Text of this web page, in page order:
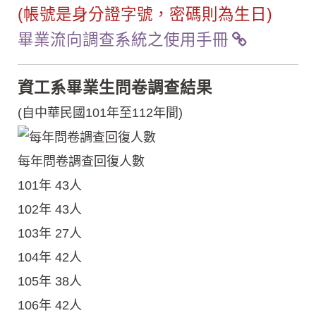
(帳號是身分證字號，密碼則為生日)
畢業流向調查系統之使用手冊
資工系畢業生問卷調查結果
(自中華民國101年至112年間)
每年問卷調查回復人數
101年 43人
102年 43人
103年 27人
104年 42人
105年 38人
106年 42人